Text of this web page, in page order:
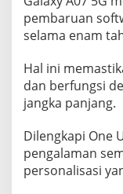
pembaruan
selama enam
Hal ini
dan berfungsi
jangka panjang.
Dilengkapi One
pengalaman
personalisasi